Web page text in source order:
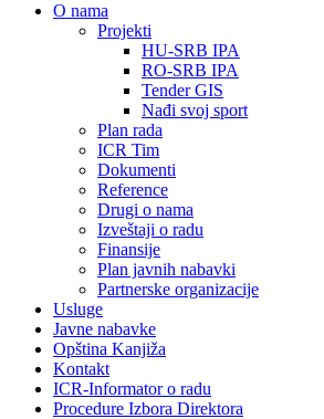
О nama
Projekti
HU-SRB IPA
RO-SRB IPA
Tender GIS
Nađi svoj sport
Plan rada
ICR Tim
Dokumenti
Reference
Drugi o nama
Izveštaji o radu
Finansije
Plan javnih nabavki
Partnerske organizacije
Usluge
Javne nabavke
Opština Kanjiža
Kontakt
ICR-Informator o radu
Procedure Izbora Direktora